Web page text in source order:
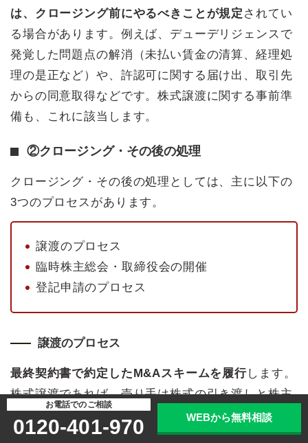
は、クロージング前にやるべきことが規定 されてい
る場合があります。例えば、デューデリジェンスで
発覚した問題点の解消（未払い賃金の清算、経理処
理の是正など）や、許認可に関する届け出、取引先
からの同意取得などです。株式譲渡に関する事前準
備も、これに該当します。
②クロージング・その後の処理
クロージング・その後の処理としては、主に以下の
3つのプロセスがあります。
譲渡のプロセス
臨時株主総会・取締役会の開催
登記申請のプロセス
譲渡のプロセス
最終契約書で約定したM&Aスキームを履行します。
株式譲渡であれば、売り手は株式の引き渡しと株主
名簿の書き換え、買い手は対価の支払いです。事業
譲渡であれば、売り手は譲渡する事業に関わる設備
お電話でのご相談
0120-401-970 WEBから無料相談